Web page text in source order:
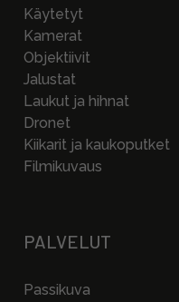
Käytetyt
Kamerat
Objektiivit
Jalustat
Laukut ja hihnat
Dronet
Kiikarit ja kaukoputket
Filmikuvaus
PALVELUT
Passikuva